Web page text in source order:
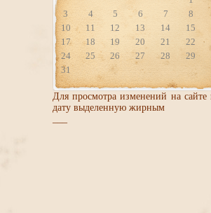
3
4 5 6 7 8
10
11 12 13 14 15
17
18 19 20 21 22
24
25 26 27 28 29
31
Для просмотра изменений на
дату выделенную жирным